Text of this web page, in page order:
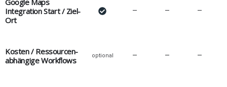
Integration Start / Ziel-
Ort
– – –
Kosten / Ressourcen-
abhängige Workflows
optional – – –